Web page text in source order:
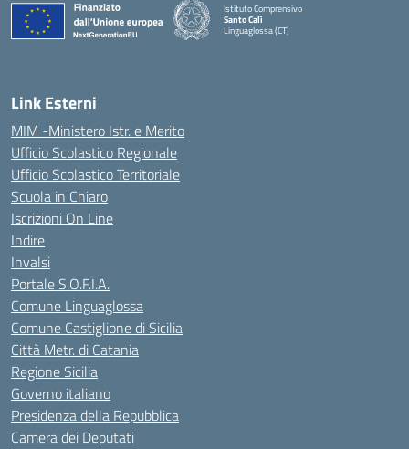
Istituto Comprensivo
Santo Calì
Linguaglossa (CT)
— Visita la pagina iniziale della scuola
Link Esterni
MIM -Ministero Istr. e Merito
Ufficio Scolastico Regionale
Ufficio Scolastico Territoriale
Scuola in Chiaro
Iscrizioni On Line
Indire
Invalsi
Portale S.O.F.I.A.
Comune Linguaglossa
Comune Castiglione di Sicilia
Città Metr. di Catania
Regione Sicilia
Governo italiano
Presidenza della Repubblica
Camera dei Deputati